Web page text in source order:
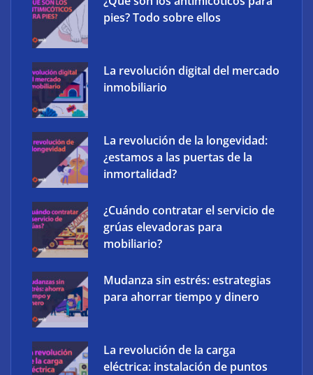
The Factory School explica por qué aprender
herramientas de IA ya no es suficiente para los
profesionales de la arquitectura
pies? Todo sobre ellos
La revolución digital del mercado
inmobiliario
La revolución de la longevidad:
¿estamos a las puertas de la
inmortalidad?
¿Cuándo contratar el servicio de
grúas elevadoras para
mobiliario?
Mudanza sin estrés: estrategias
para ahorrar tiempo y dinero
La revolución de la carga
eléctrica: instalación de puntos